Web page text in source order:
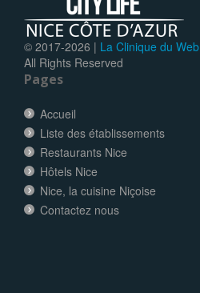
© 2017-2026 | La Clinique du Web
All Rights Reserved
Pages
Accueil
Liste des établissements
Restaurants Nice
Hôtels Nice
Nice, la cuisine Niçoise
Contactez nous